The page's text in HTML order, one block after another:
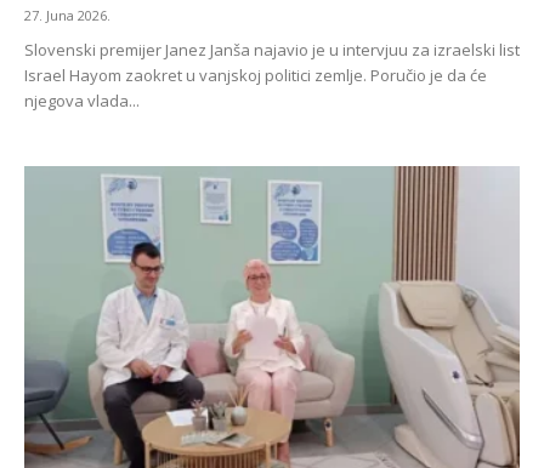
27. Juna 2026.
Slovenski premijer Janez Janša najavio je u intervjuu za izraelski list
Israel Hayom zaokret u vanjskoj politici zemlje. Poručio je da će
njegova vlada...